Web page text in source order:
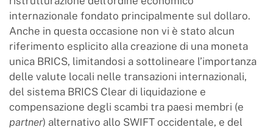
internazionale fondato principalmente sul dollaro.
Anche in questa occasione non vi è stato alcun
riferimento esplicito alla creazione di una moneta
unica BRICS, limitandosi a sottolineare l’importanza
delle valute locali nelle transazioni internazionali,
del sistema BRICS Clear di liquidazione e
compensazione degli scambi tra paesi membri (e
partner) alternativo allo SWIFT occidentale, e del